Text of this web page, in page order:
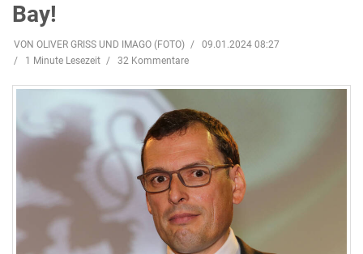
Bay!
VON OLIVER GRISS UND IMAGO (FOTO)
09.01.2024 08:27
1 Minute Lesezeit
32 Kommentare